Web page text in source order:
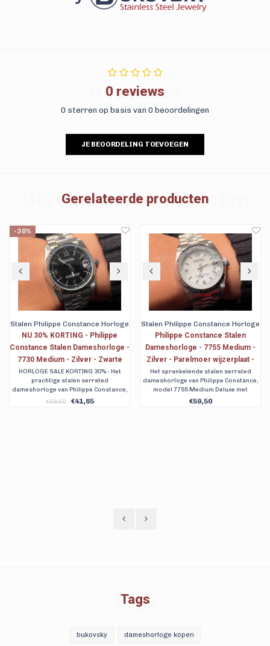
0 reviews
0 reviews
0 sterren op basis van 0 beoordelingen
JE BEOORDELING TOEVOEGEN
Gerelateerde producten
Gerelateerde producten
Stalen Philippe Constance Horloge
Philippe Constance Stalen
Dameshorloge - 7755 Medium -
Zilver - Parelmoer wijzerplaat -
Serrated - Schakelband -
Datumaanduiding
Het sprankelende stalen serrated
dameshorloge van Philippe Constance,
model 7755 Medium Deluxe met
zilverkleurige stalen schakelband. Met
€59,50
Stalen Philippe Constance Horloge
NU 30% KORTING - Philippe
Constance Stalen Dameshorloge -
7750 Medium - Zilver -
Zilverkleurige metallic wijzerplaat
- Serrated - Schakelband -
HORLOGE SALE KORTING 30% - Het
aantrekkelijke stalen serrated
dameshorloge van Philippe Constance,
model 7750 Medium Deluxe met
€59,50 €41,65
Tags
Tags
bukovsky dameshorloge kopen